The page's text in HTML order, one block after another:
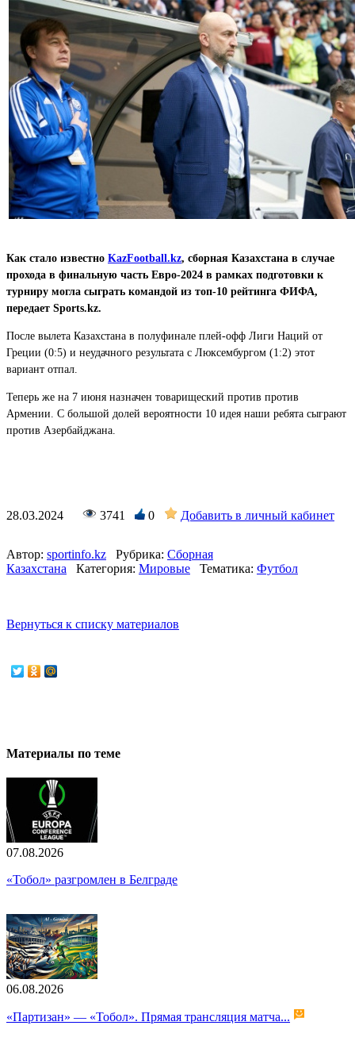
Как стало известно KazFootball.kz, сборная Казахстана в случае
прохода в финальную часть Евро-2024 в рамках подготовки к
турниру могла сыграть командой из топ-10 рейтинга ФИФА,
передает Sports.kz.
После вылета Казахстана в полуфинале плей-офф Лиги Наций от
Греции (0:5) и неудачного результата с Люксембургом (1:2) этот
вариант отпал.
Теперь же на 7 июня назначен товарищеский против против
Армении. С большой долей вероятности 10 идея наши ребята сыграют
против Азербайджана.
28.03.2024 3741 0 Добавить в личный кабинет
Автор: sportinfo.kz Рубрика: Сборная
Казахстана
Категория: Мировые Тематика: Футбол
Вернуться к списку материалов
Материалы по теме
07.08.2026
«Тобол» разгромлен в Белграде
06.08.2026
«Партизан» — «Тобол». Прямая трансляция матча...